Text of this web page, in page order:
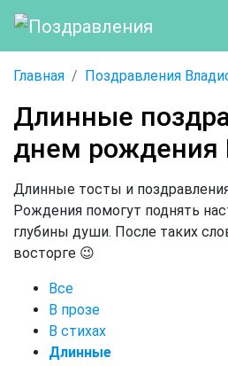
Главная Поздравления
Длинные
днем рождения
Длинные тосты и
Рождения помогут поднять
глубины души. После таких
восторге 😉
Все
В прозе
В стихах
Длинные